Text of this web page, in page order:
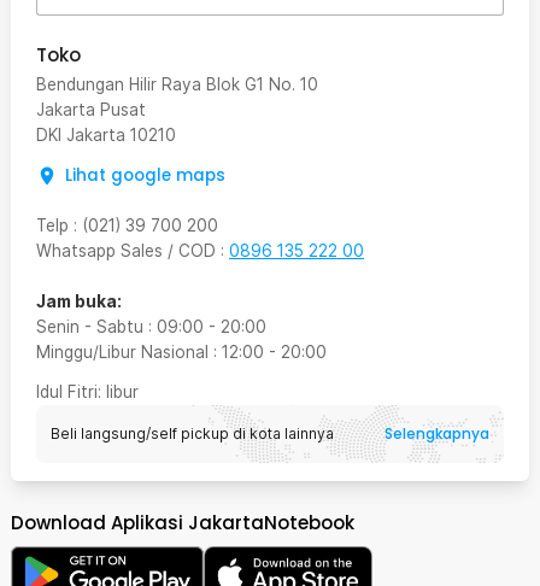
Toko
Bendungan Hilir Raya Blok G1 No. 10
Jakarta Pusat
DKI Jakarta 10210
Lihat google maps
Telp : (021) 39 700 200
Whatsapp Sales / COD : 0896 135 222 00
Jam buka:
Senin - Sabtu : 09:00 - 20:00
Minggu/Libur Nasional : 12:00 - 20:00
Idul Fitri: libur
Beli langsung/self pickup di kota lainnya Selengkapnya
Download Aplikasi JakartaNotebook